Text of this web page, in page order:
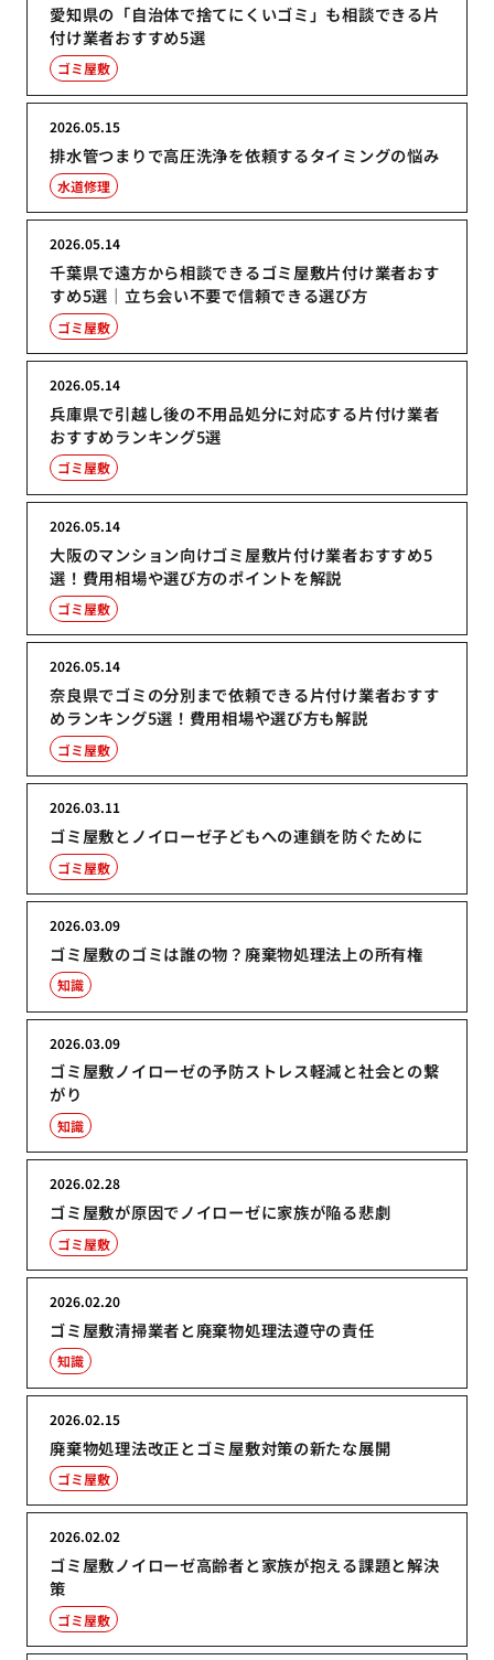
愛知県の「自治体で捨てにくいゴミ」も相談できる片
付け業者おすすめ5選
ゴミ屋敷
排水管つまりで高圧洗浄を依頼するタイミングの悩み
2026.05.15
水道修理
千葉県で遠方から相談できるゴミ屋敷片付け業者おす
すめ5選｜立ち会い不要で信頼できる選び方
2026.05.14
ゴミ屋敷
兵庫県で引越し後の不用品処分に対応する片付け業者
おすすめランキング5選
2026.05.14
ゴミ屋敷
大阪のマンション向けゴミ屋敷片付け業者おすすめ5
選！費用相場や選び方のポイントを解説
2026.05.14
ゴミ屋敷
奈良県でゴミの分別まで依頼できる片付け業者おすす
めランキング5選！費用相場や選び方も解説
2026.05.14
ゴミ屋敷
ゴミ屋敷とノイローゼ子どもへの連鎖を防ぐために
2026.03.11
ゴミ屋敷
ゴミ屋敷のゴミは誰の物？廃棄物処理法上の所有権
2026.03.09
知識
ゴミ屋敷ノイローゼの予防ストレス軽減と社会との繋
がり
2026.03.09
知識
ゴミ屋敷が原因でノイローゼに家族が陥る悲劇
2026.02.28
ゴミ屋敷
ゴミ屋敷清掃業者と廃棄物処理法遵守の責任
2026.02.20
知識
廃棄物処理法改正とゴミ屋敷対策の新たな展開
2026.02.15
ゴミ屋敷
ゴミ屋敷ノイローゼ高齢者と家族が抱える課題と解決
策
2026.02.02
ゴミ屋敷